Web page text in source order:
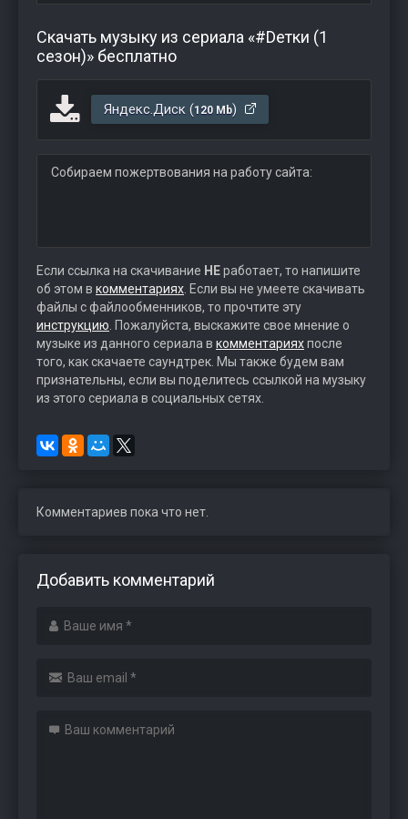
Скачать музыку из сериала «#Dетки (1
сезон)» бесплатно
Яндекс.Диск (120 Mb)
Собираем пожертвования на работу сайта:
Если ссылка на скачивание НЕработает, то напишите
об этом в комментариях . Если вы не умеете скачивать
файлы с файлообменников, то прочтите эту
инструкцию . Пожалуйста, выскажите свое мнение о
музыке из данного сериала в комментарияхпосле
того, как скачаете саундтрек. Мы также будем вам
признательны, если вы поделитесь ссылкой на музыку
из этого сериала в социальных сетях.
Комментариев пока что нет.
Добавить комментарий